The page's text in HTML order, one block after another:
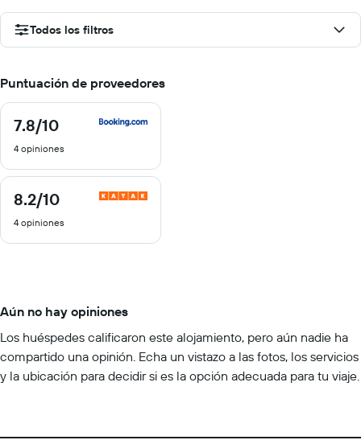
Todos los filtros
Puntuación de proveedores
7.8/10
7.8
10
4 opiniones
8.2/10
8.2
10
4 opiniones
Aún no hay opiniones
Los huéspedes calificaron este alojamiento, pero aún nadie ha
compartido una opinión. Echa un vistazo a las fotos, los servicios
y la ubicación para decidir si es la opción adecuada para tu viaje.